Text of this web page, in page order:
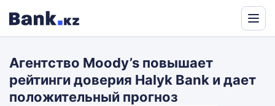
Translate
Агентство Moody’s повышает
рейтинги доверия Halyk Bank и дает
положительный прогноз